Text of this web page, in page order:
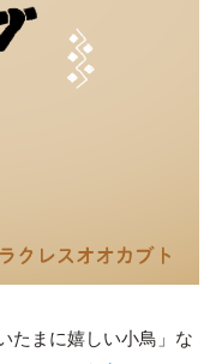
たまに嬉しい小鳥」な